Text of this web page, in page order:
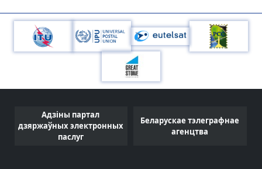
Адзіны партал
дзяржаўных электронных
паслуг
Беларускае тэлеграфнае
агенцтва